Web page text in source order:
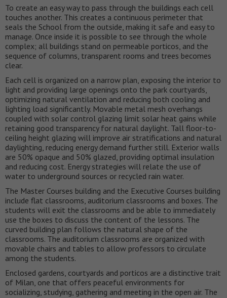
To create an easy way to pass through the buildings each cell
touches another. This creates a continuous perimeter that
seals the School from the outside, making it safe and easy to
manage. Once inside it is possible to see through the whole
complex; all buildings stand on permeable porticos, and the
sequence of columns, transparent rooms and trees becomes
clear.
Each cell is organized on a narrow plan, exposing the interior to
light and providing large openings onto the park courtyards,
optimizing natural ventilation and reducing both cooling and
lighting load significantly. Movable metal mesh overhangs
coupled with solar control glazing limit solar heat gains while
retaining good transparency for natural daylight. Tall floor-to-
ceiling height glazing will improve air stratifications and natural
daylighting, reducing energy demand further still. Exterior walls
are 50% opaque and 50% glazed, providing optimal insulation
and reducing cost. Energy strategies will relate the use of
water to underground sources or recycled rain water.
The Master Courses building and the Executive Courses building
include flat classrooms, auditorium classrooms and boxes. The
students will exit the classrooms and be able to immediately
use the boxes to discuss the content of the lessons. The
curved building plan follows the natural shape of the
classrooms. The auditorium classrooms are organized with
movable chairs and tables to allow professors to circulate
among the students.
Enclosed gardens, courtyards and porticos are a distinctive trait
of Milan, one that offers peaceful environments for
socializing, studying, gathering and meeting in the open air. The